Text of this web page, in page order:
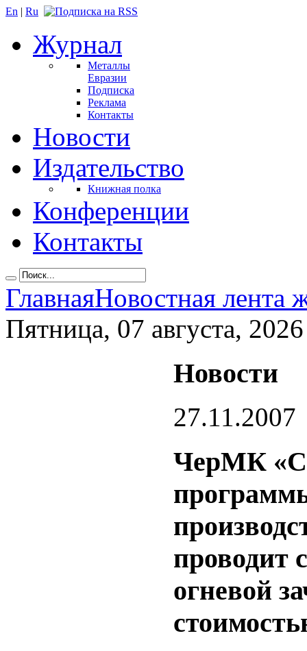
En | Ru
Журнал
Металлы
Евразии
Подписка
Реклама
Контакты
Новости
Издательство
Книжная полка
Конференции
Контакты
ГлавнаяНовостная лента
Пятница, 07 августа, 2026
Новости
27.11.2007
ЧерМК
проводит
огневой